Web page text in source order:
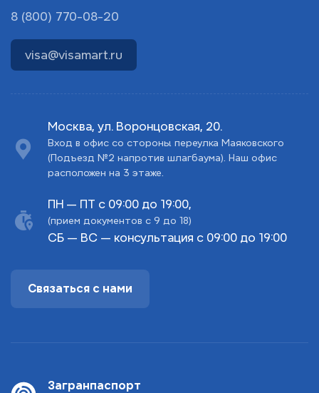
8 (800) 770-08-20
visa@visamart.ru
Москва, ул. Воронцовская, 20.
Вход в офис со стороны переулка Маяковского
(Подъезд №2 напротив шлагбаума). Наш офис
расположен на 3 этаже.
ПН — ПТ с 09:00 до 19:00,
(прием документов с 9 до 18)
СБ — ВС — консультация с 09:00 до 19:00
Связаться с нами
Загранпаспорт